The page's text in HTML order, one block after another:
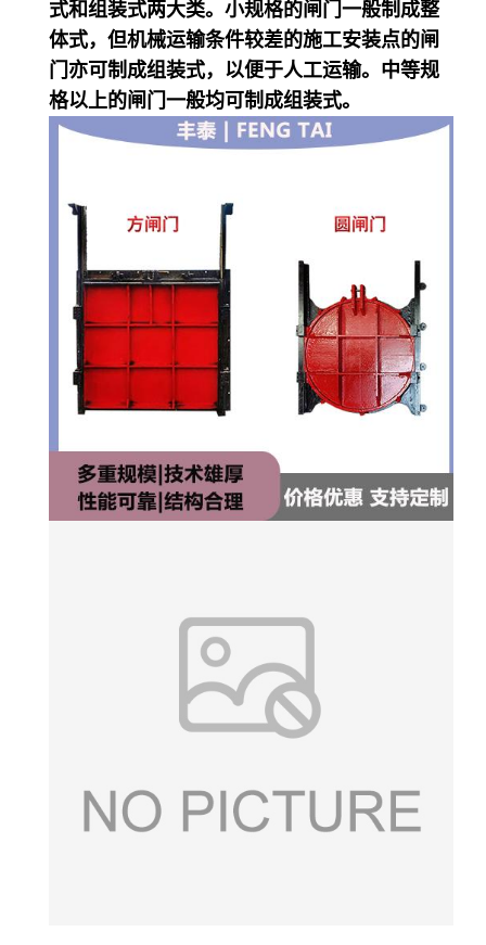
式和组装式两大类。小规格的闸门一般制成整
体式，但机械运输条件较差的施工安装点的闸
门亦可制成组装式，以便于人工运输。中等规
格以上的闸门一般均可制成组装式。